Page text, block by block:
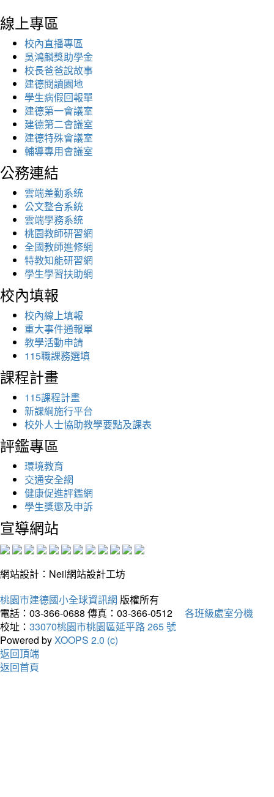
線上專區
校內直播專區
吳鴻麟獎助學金
校長爸爸說故事
建德閱讀園地
學生病假回報單
建德第一會議室
建德第二會議室
建德特殊會議室
輔導專用會議室
公務連結
雲端差勤系統
公文整合系統
雲端學務系統
桃園教師研習網
全國教師進修網
特教知能研習網
學生學習扶助網
校內填報
校內線上填報
重大事件通報單
教學活動申請
115職課務選填
課程計畫
115課程計畫
新課綱施行平台
校外人士協助教學要點及課表
評鑑專區
環境教育
交通安全網
健康促進評鑑網
學生獎懲及申訴
宣導網站
網站設計：Neil網站設計工坊
桃園市建德國小全球資訊網 版權所有
電話：03-366-0688 傳真：03-366-0512
各班級處室分機
校址： 33070桃園市桃園區延平路 265 號
Powered byXOOPS 2.0 (c)
返回頂端
返回首頁